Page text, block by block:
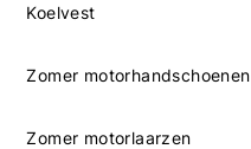
Koelvest
Zomer motorhandschoenen
Zomer motorlaarzen